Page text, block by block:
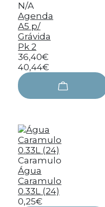
N/A
Agenda
A5 p/
Grávida
Pk 2
36,40€
40,44€
Caramulo
Água
Caramulo
0.33L (24)
0,25€